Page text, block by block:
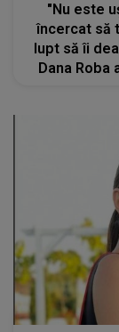
"Nu este
încercat să
lupt să îi
Dana Roba